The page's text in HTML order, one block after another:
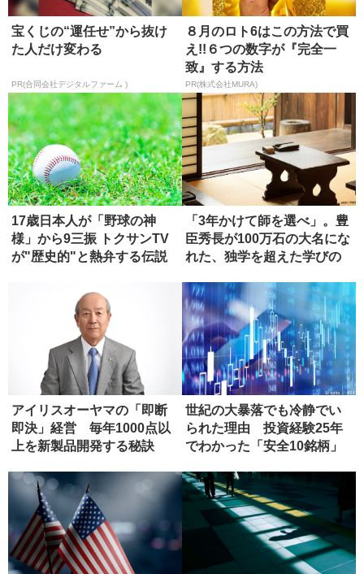
宝くじの“運任せ”から抜け
た人だけ変わる
PR(合同会社デジタルファーム )
８月のロト6はこの方法で買
え!!６つの数字が『完全一
致』する方法
PR(株式会社MURA)
17歳日本人が「野球の神
様」から9三振 トクサンTV
が"歴史的"と熱弁する伝説
「3年かけて師を選べ」。豊
臣秀長が100万石の大名にな
れた、独学を超えた学びの
アイリスオーヤマの「即断
即決」経営 毎年1000点以
上を新製品開発する秘訣
世紀の大暴落でも冷静でい
られた理由 投資経験25年
でわかった「安全10銘柄」